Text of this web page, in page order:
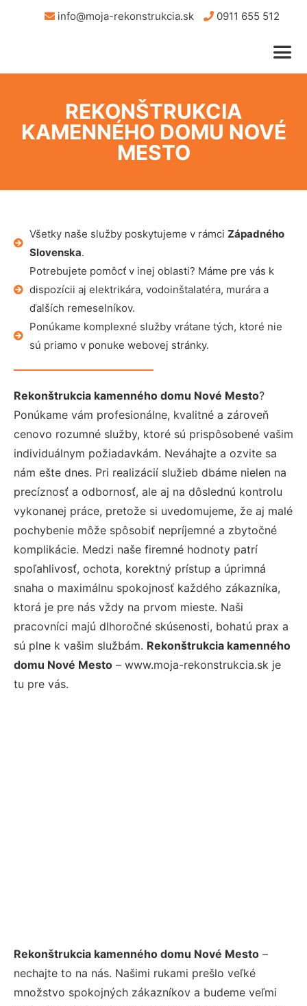
info@moja-rekonstrukcia.sk 0911 655 512
REKONŠTRUKCIA
KAMENNÉHO DOMU NOVÉ
MESTO
Všetky naše služby poskytujeme v rámci Západného
Slovenska.
Potrebujete pomôcť v inej oblasti? Máme pre vás k
dispozícii aj elektrikára, vodoinštalatéra, murára a
ďalších remeselníkov.
Ponúkame komplexné služby vrátane tých, ktoré nie
sú priamo v ponuke webovej stránky.
Rekonštrukcia kamenného domu Nové Mesto?
Ponúkame vám profesionálne, kvalitné a zároveň
cenovo rozumné služby, ktoré sú prispôsobené vašim
individuálnym požiadavkám. Neváhajte a ozvite sa
nám ešte dnes. Pri realizácií služieb dbáme nielen na
precíznosť a odbornosť, ale aj na dôslednú kontrolu
vykonanej práce, pretože si uvedomujeme, že aj malé
pochybenie môže spôsobiť nepríjemné a zbytočné
komplikácie. Medzi naše firemné hodnoty patrí
spoľahlivosť, ochota, korektný prístup a úprimná
snaha o maximálnu spokojnosť každého zákazníka,
ktorá je pre nás vždy na prvom mieste. Naši
pracovníci majú dlhoročné skúsenosti, bohatú prax a
sú plne k vašim službám. Rekonštrukcia kamenného
domu Nové Mesto – www.moja-rekonstrukcia.sk je
tu pre vás.
Rekonštrukcia kamenného domu Nové Mesto –
nechajte to na nás. Našimi rukami prešlo veľké
množstvo spokojných zákazníkov a budeme veľmi